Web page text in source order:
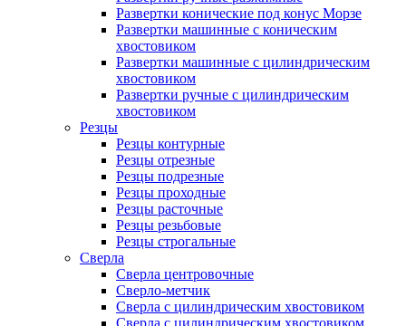
Развертки конические под конус Морзе
Развертки машинные с коническим
хвостовиком
Развертки машинные с цилиндрическим
хвостовиком
Развертки ручные с цилиндрическим
хвостовиком
Резцы
Резцы контурные
Резцы отрезные
Резцы подрезные
Резцы проходные
Резцы расточные
Резцы резьбовые
Резцы строгальные
Сверла
Сверла центровочные
Сверло-метчик
Сверла с цилиндрическим хвостовиком
Сверла с цилиндрическим хвостовиком